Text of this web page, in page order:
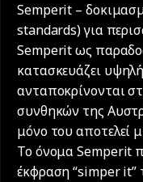
Semperit –
standards) για
Semperit ως
κατασκευάζει
ανταποκρίνονται
συνθηκών της
μόνο του αποτελεί
Το όνομα Semperit
έκφραση “simper it”